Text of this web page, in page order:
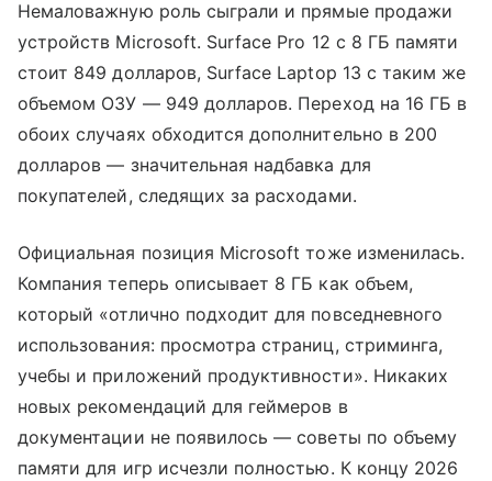
Немаловажную роль сыграли и прямые продажи
устройств Microsoft. Surface Pro 12 с 8 ГБ памяти
стоит 849 долларов, Surface Laptop 13 с таким же
объемом ОЗУ — 949 долларов. Переход на 16 ГБ в
обоих случаях обходится дополнительно в 200
долларов — значительная надбавка для
покупателей, следящих за расходами.
Официальная позиция Microsoft тоже изменилась.
Компания теперь описывает 8 ГБ как объем,
который «отлично подходит для повседневного
использования: просмотра страниц, стриминга,
учебы и приложений продуктивности». Никаких
новых рекомендаций для геймеров в
документации не появилось — советы по объему
памяти для игр исчезли полностью. К концу 2026